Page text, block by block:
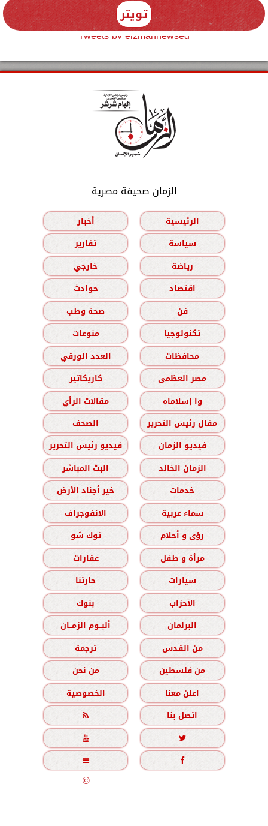
تويتر
Tweets by elzmannewseg
الزمان صحيفة مصرية
الرئيسية
أخبار
سياسة
تقارير
رياضة
خارجي
اقتصاد
حوادث
فن
صحة وطب
تكنولوجيا
منوعات
محافظات
العدد الورقي
مصر العظمى
كاريكاتير
وا إسلاماه
مقالات الرأي
مقال رئيس التحرير
الصحف
فيديو الزمان
فيديو رئيس التحرير
الزمان الخالد
البث المباشر
خدمات
خير أجناد الأرض
سماء عربية
الانفوجراف
رؤى و أحلام
توك شو
مرأة و طفل
عقارات
سيارات
حارتنا
الأحزاب
بنوك
البرلمان
ألبــوم الزمــان
من القدس
ترجمة
من فلسطين
من نحن
اعلن معنا
الخصوصية
اتصل بنا





جميع الحقوق محفوظة©